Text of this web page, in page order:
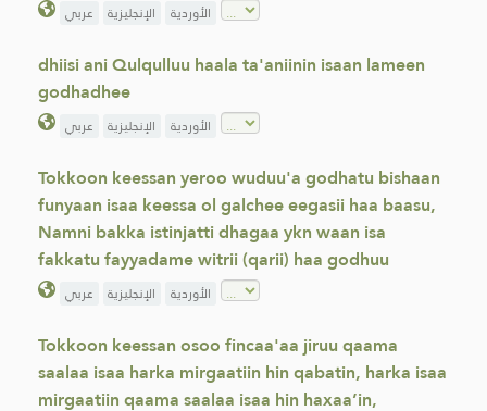
عربي الإنجليزية الأوردية
dhiisi ani Qulqulluu haala ta'aniinin isaan lameen
godhadhee
عربي الإنجليزية الأوردية
Tokkoon keessan yeroo wuduu'a godhatu bishaan
funyaan isaa keessa ol galchee eegasii haa baasu,
Namni bakka istinjatti dhagaa ykn waan isa
fakkatu fayyadame witrii (qarii) haa godhuu
عربي الإنجليزية الأوردية
Tokkoon keessan osoo fincaa'aa jiruu qaama
saalaa isaa harka mirgaatiin hin qabatin, harka isaa
mirgaatiin qaama saalaa isaa hin haxaa’in,